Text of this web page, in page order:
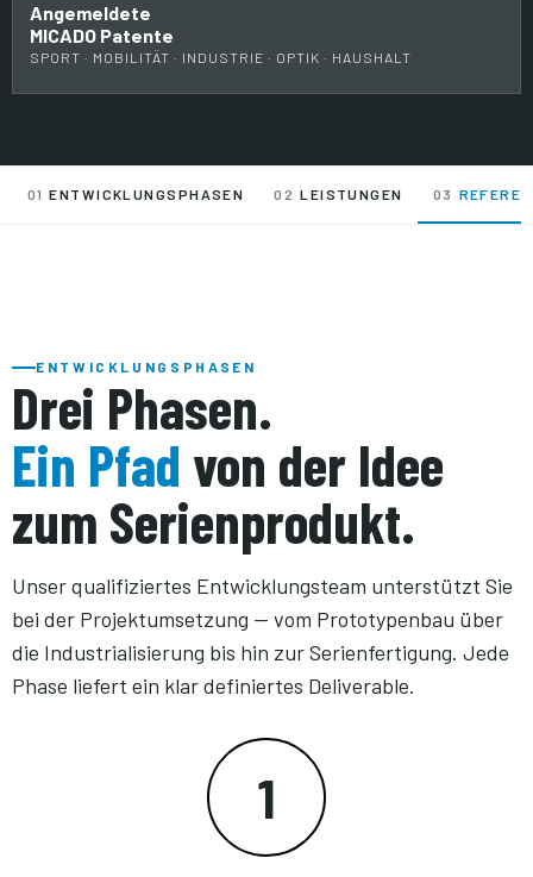
Angemeldete
MICADO Patente
SPORT · MOBILITÄT · INDUSTRIE · OPTIK · HAUSHALT
01 ENTWICKLUNGSPHASEN 02 LEISTUNGEN 03
ENTWICKLUNGSPHASEN
Drei Phasen.
Ein Pfad von der Idee
zum Serienprodukt.
Unser qualifiziertes Entwicklungsteam unterstützt Sie
bei der Projektumsetzung — vom Prototypenbau über
die Industrialisierung bis hin zur Serienfertigung. Jede
Phase liefert ein klar definiertes Deliverable.
1